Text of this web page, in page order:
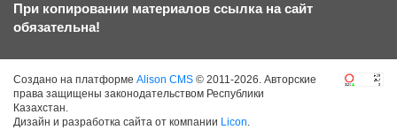
При копировании материалов ссылка на сайт
обязательна!
Создано на платформе Alison CMS © 2011-2026. Авторские
права защищены законодательством Республики
Казахстан.
Дизайн и разработка сайта от компании Licon.